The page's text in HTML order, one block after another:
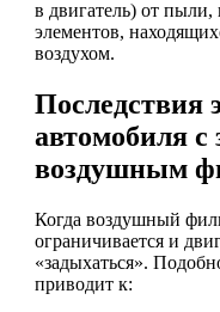
в двигатель) от
элементов,
воздухом.
Последствия
автомобиля
воздушным
Когда воздушный
ограничивается и
«задыхаться».
приводит к: